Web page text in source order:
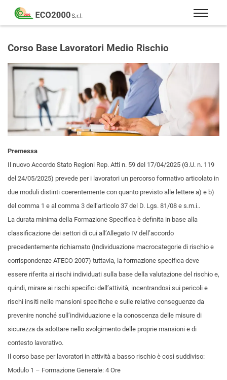
Eco
2000
Formazione
consulenza
per
sicurezza
lavoro
–
81/08
Corso Base Lavoratori Medio Rischio
Premessa
Il nuovo Accordo Stato Regioni Rep. Atti n. 59 del 17/04/2025 (G.U. n. 119
del 24/05/2025) prevede per i lavoratori un percorso formativo articolato in
due moduli distinti coerentemente con quanto previsto alle lettere a) e b)
del comma 1 e al comma 3 dell’articolo 37 del D. Lgs. 81/08 e s.m.i..
La durata minima della Formazione Specifica è definita in base alla
classificazione dei settori di cui all’Allegato IV dell’accordo
precedentemente richiamato (Individuazione macrocategorie di rischio e
corrispondenze ATECO 2007) tuttavia, la formazione specifica deve
essere riferita ai rischi individuati sulla base della valutazione del rischio e,
quindi, mirare ai rischi specifici dell’attività, incentrandosi sui pericoli e
rischi insiti nelle mansioni specifiche e sulle relative conseguenze da
prevenire nonché sull’individuazione e la conoscenza delle misure di
sicurezza da adottare nello svolgimento delle proprie mansioni e di
contesto lavorativo.
Il corso base per lavoratori in attività a basso rischio è così suddiviso:
Modulo 1 – Formazione Generale: 4 Ore